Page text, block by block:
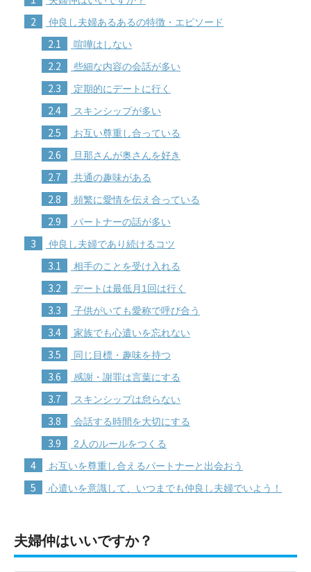
2 仲良し夫婦あるあるの特徴・エピソード
2.1 喧嘩はしない
2.2 些細な内容の会話が多い
2.3 定期的にデートに行く
2.4 スキンシップが多い
2.5 お互い尊重し合っている
2.6 旦那さんが奥さんを好き
2.7 共通の趣味がある
2.8 頻繁に愛情を伝え合っている
2.9 パートナーの話が多い
3 仲良し夫婦であり続けるコツ
3.1 相手のことを受け入れる
3.2 デートは最低月1回は行く
3.3 子供がいても愛称で呼び合う
3.4 家族でも心遣いを忘れない
3.5 同じ目標・趣味を持つ
3.6 感謝・謝罪は言葉にする
3.7 スキンシップは怠らない
3.8 会話する時間を大切にする
3.9 2人のルールをつくる
4 お互いを尊重し合えるパートナーと出会おう
5 心遣いを意識して、いつまでも仲良し夫婦でいよう！
夫婦仲はいいですか？